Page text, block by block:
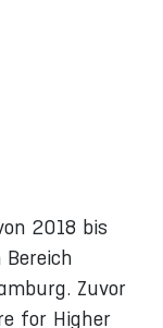
2018 bis
Zuvor
for Higher